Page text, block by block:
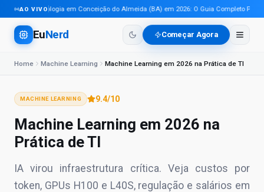
AO VIVO
Tecnologia em Conceição do Almeida (BA) em 2026: O Guia Completo Para
EuNerd Começar Agora
Home Machine Learning Machine Learning em 2026 na Prática de TI
MACHINE LEARNING 9.4/10
Machine Learning em 2026 na
Prática de TI
IA virou infraestrutura crítica. Veja custos por
token, GPUs H100 e L40S, regulação e salários em